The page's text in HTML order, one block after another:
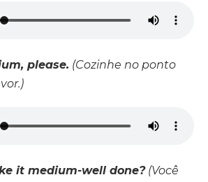
please. (Cozinhe no ponto
it medium-well done?(Você